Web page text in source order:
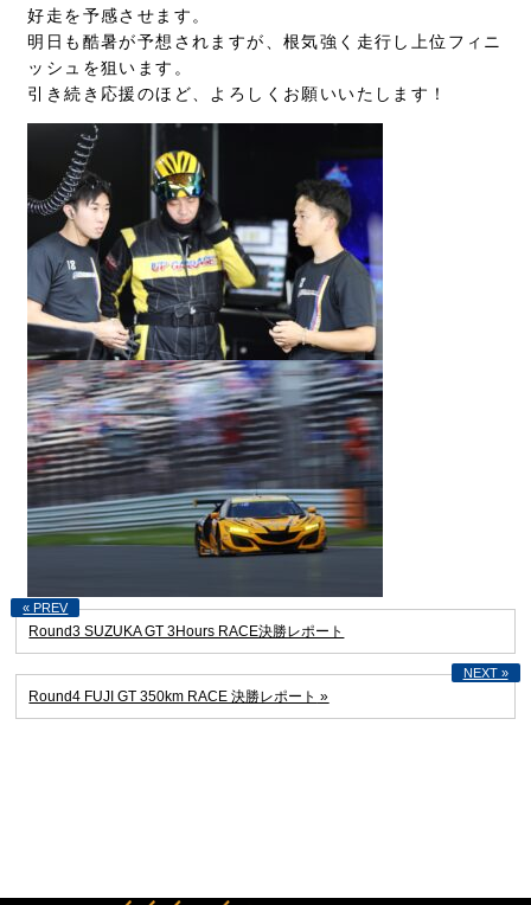
好走を予感させます。
明日も酷暑が予想されますが、根気強く走行し上位フィニ
ッシュを狙います。
引き続き応援のほど、よろしくお願いいたします！
Round3 SUZUKA GT 3Hours RACE決勝レポート
Round4 FUJI GT 350km RACE 決勝レポート